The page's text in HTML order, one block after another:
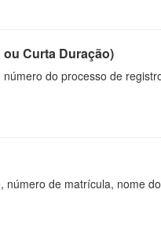
Curta Duração)
do processo de
de matrícula, nome